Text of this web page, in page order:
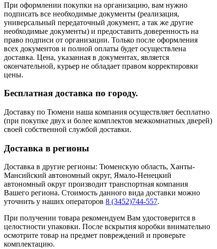
При оформлении покупки на организацию, вам нужно
подписать все необходимые документы (реализация,
универсальный передаточный документ, а так же другие
необходимые документы) и предоставить доверенность на
право подписи от организации. Только после оформления
всех документов и полной оплаты будет осуществлена
доставка. Цена, указанная в документах, является
окончательной, курьер не обладает правом корректировки
цены.
Бесплатная доставка по городу.
Доставку по Тюмени наша компания осуществляет бесплатно
(при покупке двух и более комплектов межкомнатных дверей)
своей собственной службой доставки.
Доставка в регионы
Доставка в другие регионы: Тюменскую область, Ханты-
Мансийский автономный округ, Ямало-Ненецкий
автономный округ производит транспортная компания
Вашего региона. Стоимость данного вида доставки можно
уточнить у наших операторов 8 (3452)744-557.
При получении товара рекомендуем Вам удостоверится в
целостности упаковки. После вскрытия коробки внимательно
осмотрите товар на предмет повреждений и проверьте
комплектацию.